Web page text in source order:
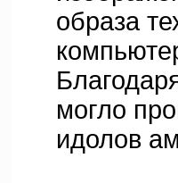
образа
могло
идолов